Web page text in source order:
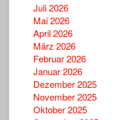
Juli 2026
Mai 2026
April 2026
März 2026
Februar 2026
Januar 2026
Dezember 2025
November 2025
Oktober 2025